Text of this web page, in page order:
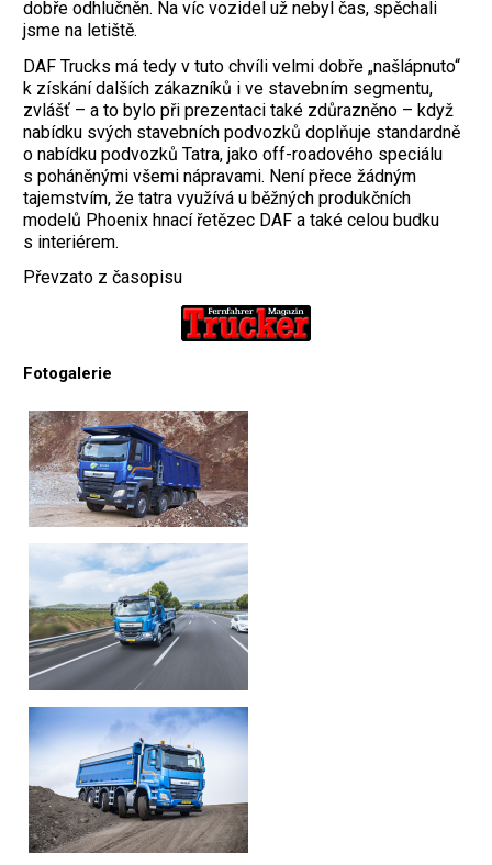
dobře odhlučněn. Na víc vozidel už nebyl čas, spěchali
jsme na letiště.
DAF Trucks má tedy v tuto chvíli velmi dobře „našlápnuto“
k získání dalších zákazníků i ve stavebním segmentu,
zvlášť – a to bylo při prezentaci také zdůrazněno – když
nabídku svých stavebních podvozků doplňuje standardně
o nabídku podvozků Tatra, jako off-roadového speciálu
s poháněnými všemi nápravami. Není přece žádným
tajemstvím, že tatra využívá u běžných produkčních
modelů Phoenix hnací řetězec DAF a také celou budku
s interiérem.
Převzato z časopisu
Fotogalerie